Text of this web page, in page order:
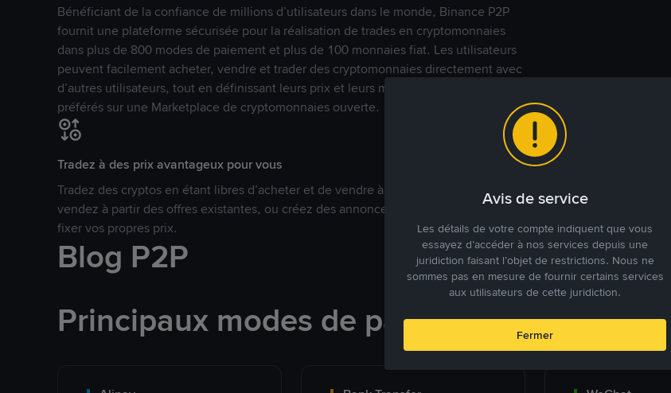
Bénéficiant de la confiance de millions d’utilisateurs dans le monde, Binance P2P
fournit une plateforme sécurisée pour la réalisation de trades en cryptomonnaies
dans plus de 800 modes de paiement et plus de 100 monnaies fiat. Les utilisateurs
peuvent facilement acheter, vendre et trader des cryptomonnaies directement avec
d’autres utilisateurs, tout en définissant leurs prix et leurs modes de paiement
préférés sur une Marketplace de cryptomonnaies ouverte.
Tradez à des prix avantageux pour vous
Tradez des cryptos en étant libres d’acheter et de vendre à votre prix. Achetez ou
vendez à partir des offres existantes, ou créez des annonces commerciales pour
fixer vos propres prix.
Blog P2P
Principaux modes de paiement
Avis de service
Les détails de votre compte indiquent que vous
essayez d’accéder à nos services depuis une
juridiction faisant l’objet de restrictions. Nous ne
sommes pas en mesure de fournir certains services
aux utilisateurs de cette juridiction.
Fermer